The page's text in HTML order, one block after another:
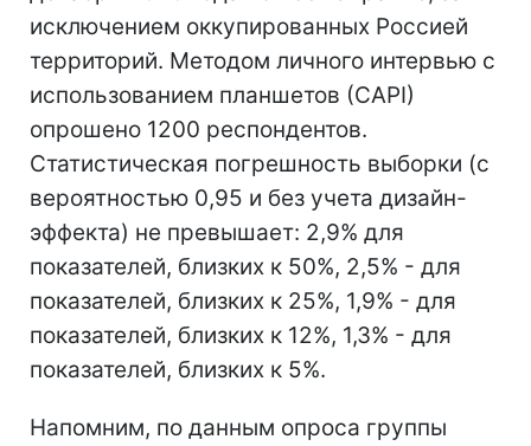
исключением оккупированных Россией
территорий. Методом личного интервью с
использованием планшетов (САРІ)
опрошено 1200 респондентов.
Статистическая погрешность выборки (с
вероятностью 0,95 и без учета дизайн-
эффекта) не превышает: 2,9% для
показателей, близких к 50%, 2,5% - для
показателей, близких к 25%, 1,9% - для
показателей, близких к 12%, 1,3% - для
показателей, близких к 5%.
Напомним, по данным опроса группы